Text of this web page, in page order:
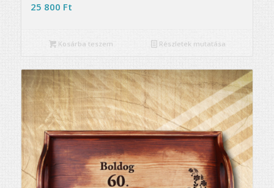
25 800 Ft
Kosárba teszem Részletek mutatása